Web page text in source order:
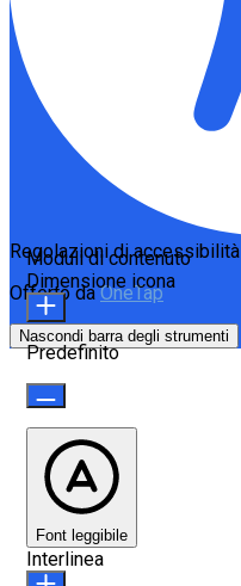
Regolazioni di accessibilità
Offerto daOneTap
Nascondi barra degli strumenti
Moduli di contenuto
Dimensione icona
Predefinito
Font leggibile
Interlinea